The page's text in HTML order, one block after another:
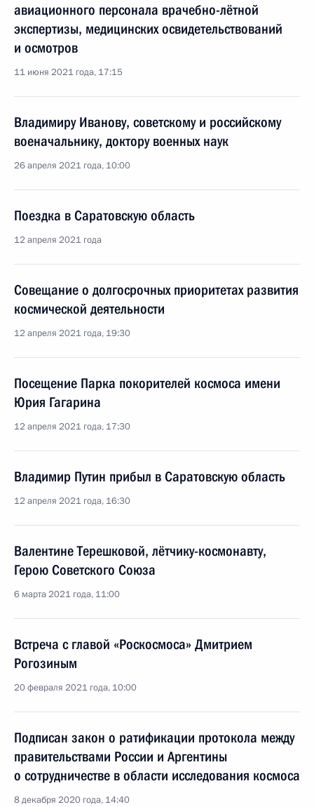
авиационного персонала врачебно-лётной
экспертизы, медицинских освидетельствований
и осмотров
11 июня 2021 года, 17:15
Владимиру Иванову, советскому и российскому
военачальнику, доктору военных наук
26 апреля 2021 года, 10:00
Поездка в Саратовскую область
12 апреля 2021 года
Совещание о долгосрочных приоритетах развития
космической деятельности
12 апреля 2021 года, 19:30
Посещение Парка покорителей космоса имени
Юрия Гагарина
12 апреля 2021 года, 17:30
Владимир Путин прибыл в Саратовскую область
12 апреля 2021 года, 16:30
Валентине Терешковой, лётчику-космонавту,
Герою Советского Союза
6 марта 2021 года, 11:00
Встреча с главой «Роскосмоса» Дмитрием
Рогозиным
20 февраля 2021 года, 10:00
Подписан закон о ратификации протокола между
правительствами России и Аргентины
о сотрудничестве в области исследования космоса
8 декабря 2020 года, 14:40